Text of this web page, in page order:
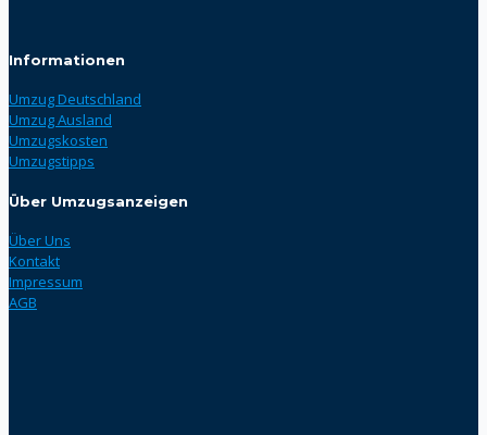
Informationen
Umzug Deutschland
Umzug Ausland
Umzugskosten
Umzugstipps
Über Umzugsanzeigen
Über Uns
Kontakt
Impressum
AGB